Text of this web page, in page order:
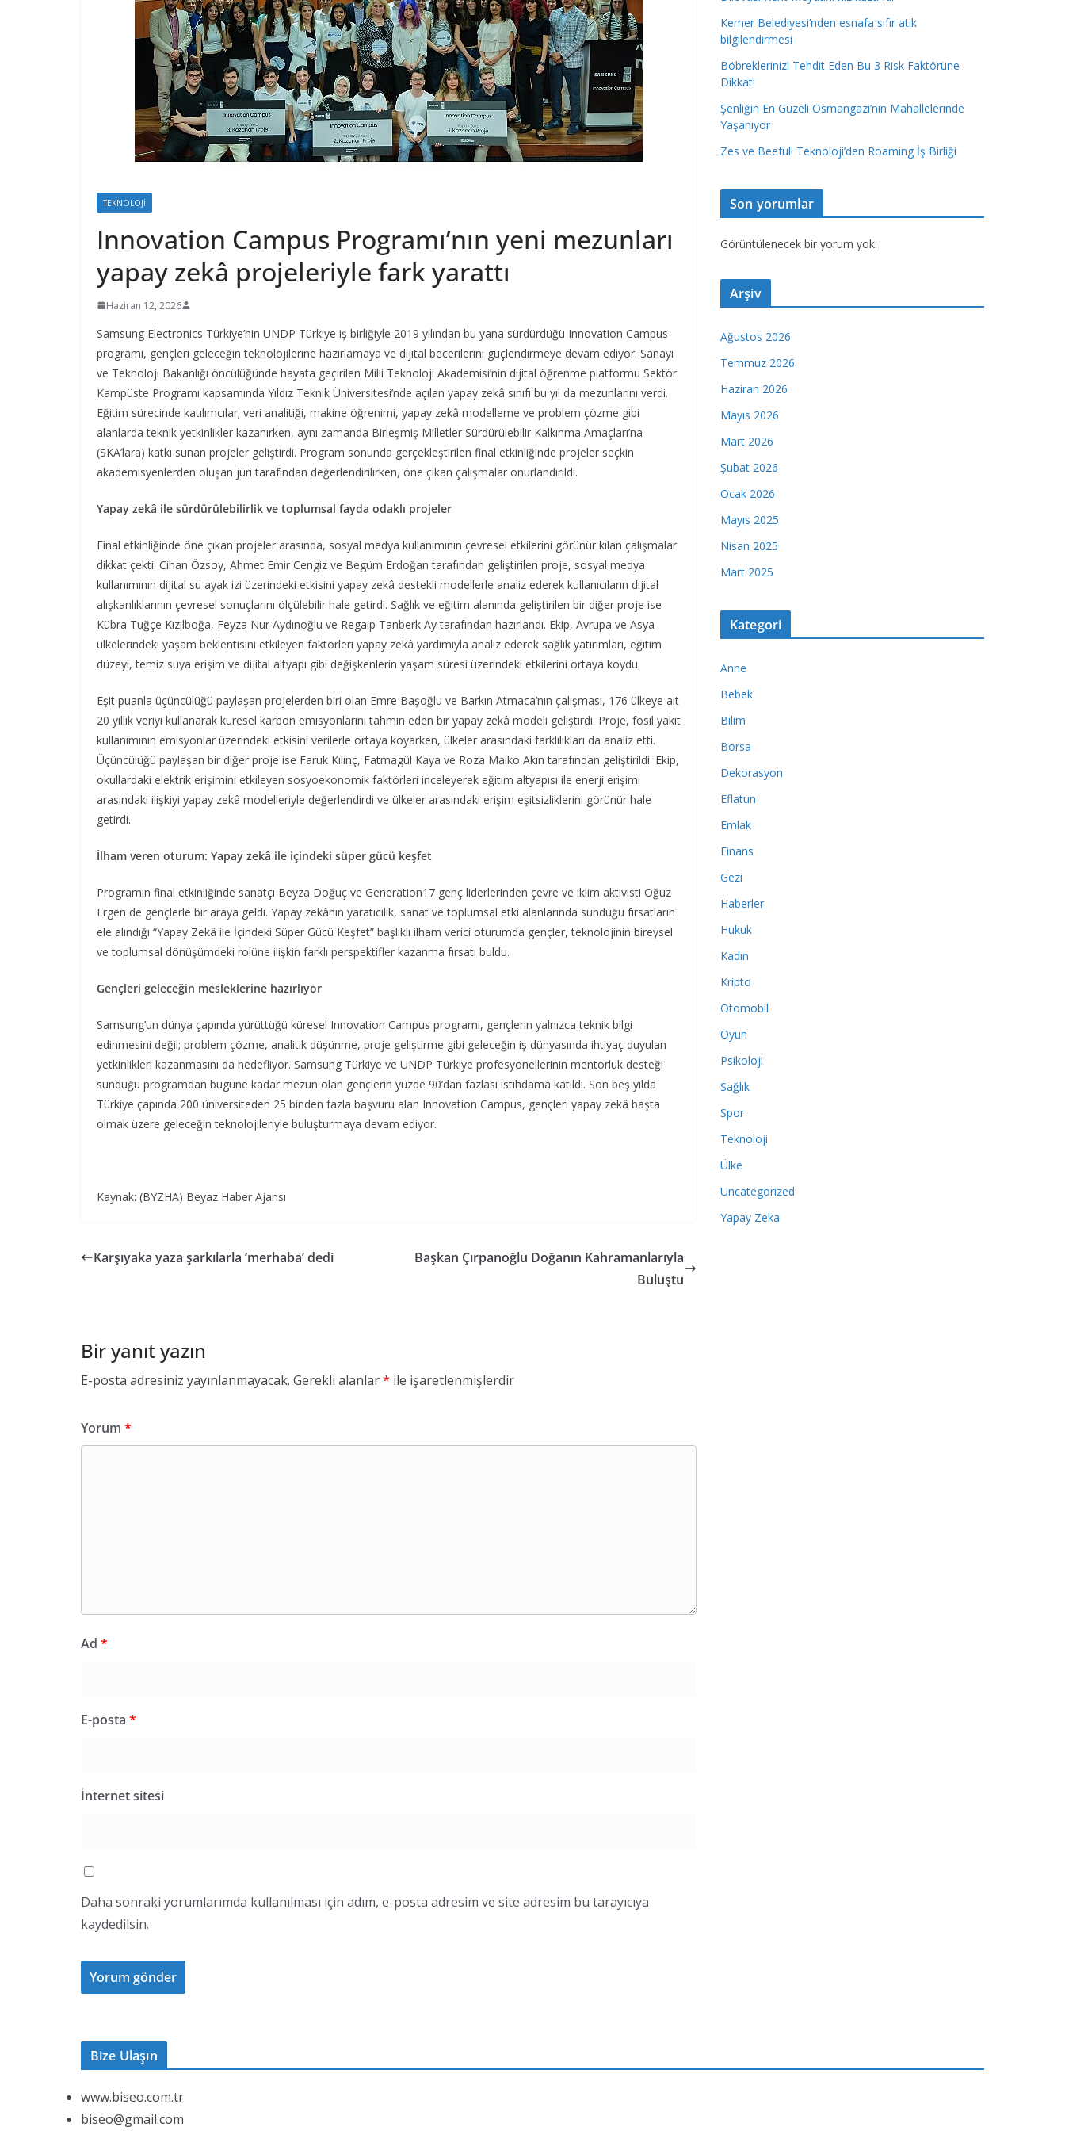
TEKNOLOJI
Innovation Campus Programı’nın yeni mezunları
yapay zekâ projeleriyle fark yarattı
Haziran 12, 2026
Samsung Electronics Türkiye’nin UNDP Türkiye iş birliğiyle 2019 yılından bu yana sürdürdüğü Innovation Campus
programı, gençleri geleceğin teknolojilerine hazırlamaya ve dijital becerilerini güçlendirmeye devam ediyor. Sanayi
ve Teknoloji Bakanlığı öncülüğünde hayata geçirilen Milli Teknoloji Akademisi’nin dijital öğrenme platformu Sektör
Kampüste Programı kapsamında Yıldız Teknik Üniversitesi’nde açılan yapay zekâ sınıfı bu yıl da mezunlarını verdi.
Eğitim sürecinde katılımcılar; veri analitiği, makine öğrenimi, yapay zekâ modelleme ve problem çözme gibi
alanlarda teknik yetkinlikler kazanırken, aynı zamanda Birleşmiş Milletler Sürdürülebilir Kalkınma Amaçları’na
(SKA’lara) katkı sunan projeler geliştirdi. Program sonunda gerçekleştirilen final etkinliğinde projeler seçkin
akademisyenlerden oluşan jüri tarafından değerlendirilirken, öne çıkan çalışmalar onurlandırıldı.
Yapay zekâ ile sürdürülebilirlik ve toplumsal fayda odaklı projeler
Final etkinliğinde öne çıkan projeler arasında, sosyal medya kullanımının çevresel etkilerini görünür kılan çalışmalar
dikkat çekti. Cihan Özsoy, Ahmet Emir Cengiz ve Begüm Erdoğan tarafından geliştirilen proje, sosyal medya
kullanımının dijital su ayak izi üzerindeki etkisini yapay zekâ destekli modellerle analiz ederek kullanıcıların dijital
alışkanlıklarının çevresel sonuçlarını ölçülebilir hale getirdi. Sağlık ve eğitim alanında geliştirilen bir diğer proje ise
Kübra Tuğçe Kızılboğa, Feyza Nur Aydınoğlu ve Regaip Tanberk Ay tarafından hazırlandı. Ekip, Avrupa ve Asya
ülkelerindeki yaşam beklentisini etkileyen faktörleri yapay zekâ yardımıyla analiz ederek sağlık yatırımları, eğitim
düzeyi, temiz suya erişim ve dijital altyapı gibi değişkenlerin yaşam süresi üzerindeki etkilerini ortaya koydu.
Eşit puanla üçüncülüğü paylaşan projelerden biri olan Emre Başoğlu ve Barkın Atmaca’nın çalışması, 176 ülkeye ait
20 yıllık veriyi kullanarak küresel karbon emisyonlarını tahmin eden bir yapay zekâ modeli geliştirdi. Proje, fosil yakıt
kullanımının emisyonlar üzerindeki etkisini verilerle ortaya koyarken, ülkeler arasındaki farklılıkları da analiz etti.
Üçüncülüğü paylaşan bir diğer proje ise Faruk Kılınç, Fatmagül Kaya ve Roza Maiko Akın tarafından geliştirildi. Ekip,
okullardaki elektrik erişimini etkileyen sosyoekonomik faktörleri inceleyerek eğitim altyapısı ile enerji erişimi
arasındaki ilişkiyi yapay zekâ modelleriyle değerlendirdi ve ülkeler arasındaki erişim eşitsizliklerini görünür hale
getirdi.
İlham veren oturum: Yapay zekâ ile içindeki süper gücü keşfet
Programın final etkinliğinde sanatçı Beyza Doğuç ve Generation17 genç liderlerinden çevre ve iklim aktivisti Oğuz
Ergen de gençlerle bir araya geldi. Yapay zekânın yaratıcılık, sanat ve toplumsal etki alanlarında sunduğu fırsatların
ele alındığı “Yapay Zekâ ile İçindeki Süper Gücü Keşfet” başlıklı ilham verici oturumda gençler, teknolojinin bireysel
ve toplumsal dönüşümdeki rolüne ilişkin farklı perspektifler kazanma fırsatı buldu.
Gençleri geleceğin mesleklerine hazırlıyor
Samsung’un dünya çapında yürüttüğü küresel Innovation Campus programı, gençlerin yalnızca teknik bilgi
edinmesini değil; problem çözme, analitik düşünme, proje geliştirme gibi geleceğin iş dünyasında ihtiyaç duyulan
yetkinlikleri kazanmasını da hedefliyor. Samsung Türkiye ve UNDP Türkiye profesyonellerinin mentorluk desteği
sunduğu programdan bugüne kadar mezun olan gençlerin yüzde 90’dan fazlası istihdama katıldı. Son beş yılda
Türkiye çapında 200 üniversiteden 25 binden fazla başvuru alan Innovation Campus, gençleri yapay zekâ başta
olmak üzere geleceğin teknolojileriyle buluşturmaya devam ediyor.
Kaynak: (BYZHA) Beyaz Haber Ajansı
Karşıyaka yaza şarkılarla ‘merhaba’ dedi
Başkan Çırpanoğlu Doğanın Kahramanlarıyla
Buluştu
Bir yanıt yazın
E-posta adresiniz yayınlanmayacak. Gerekli alanlar* ile işaretlenmişlerdir
Yorum *
Ad *
E-posta *
İnternet sitesi
Daha sonraki yorumlarımda kullanılması için adım, e-posta adresim ve site adresim bu tarayıcıya
kaydedilsin.
Kemer Belediyesi’nden esnafa sıfır atık
bilgilendirmesi
Böbreklerinizi Tehdit Eden Bu 3 Risk Faktörüne
Dikkat!
Şenliğin En Güzeli Osmangazi’nin Mahallelerinde
Yaşanıyor
Zes ve Beefull Teknoloji’den Roaming İş Birliği
Son yorumlar
Görüntülenecek bir yorum yok.
Arşiv
Ağustos 2026
Temmuz 2026
Haziran 2026
Mayıs 2026
Mart 2026
Şubat 2026
Ocak 2026
Mayıs 2025
Nisan 2025
Mart 2025
Kategori
Anne
Bebek
Bilim
Borsa
Dekorasyon
Eflatun
Emlak
Finans
Gezi
Haberler
Hukuk
Kadın
Kripto
Otomobil
Oyun
Psikoloji
Sağlık
Spor
Teknoloji
Ülke
Uncategorized
Yapay Zeka
Bize Ulaşın
www.biseo.com.tr
biseo@gmail.com